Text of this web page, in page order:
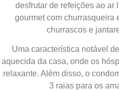
desfrutar de refeições ao ar
gourmet com churrasqueira
churrascos e
Uma característica notável
aquecida da casa, onde os
relaxante. Além disso, o
3 raias para os